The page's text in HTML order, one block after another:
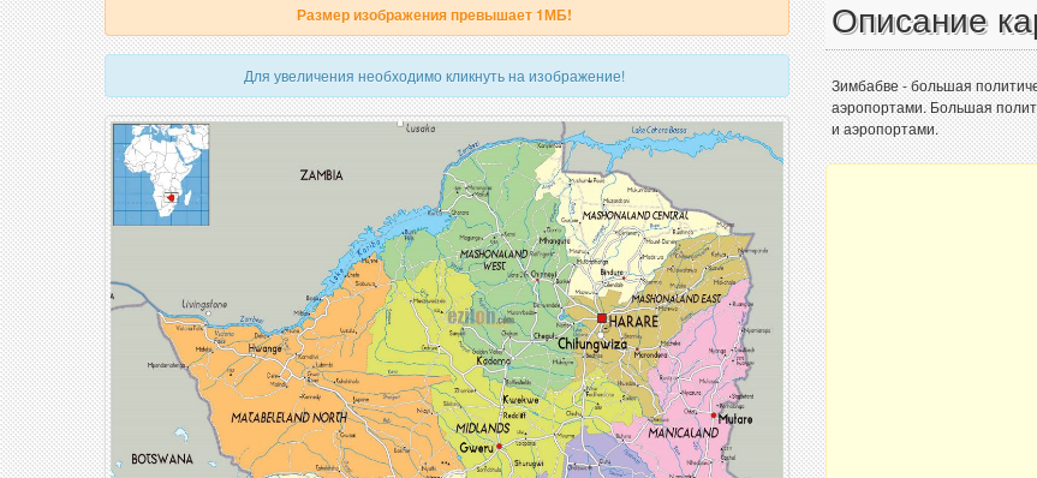
Размер изображения превышает 1МБ!
Для увеличения необходимо кликнуть на изображение!
Описание
Зимбабве - большая
аэропортами. Большая
и аэропортами.